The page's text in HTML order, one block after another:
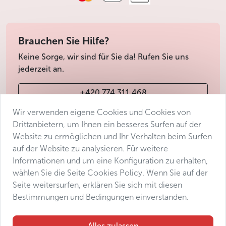
Brauchen Sie Hilfe?
Keine Sorge, wir sind für Sie da! Rufen Sie uns
jederzeit an.
+420 774 311 468
info@avantgarde-prague.cz
Geschäftsbedingungen
Datenschutz
Barrierefreiheitserklärung
Manage consent
Wir verwenden eigene Cookies und Cookies von
Drittanbietern, um Ihnen ein besseres Surfen auf der
Website zu ermöglichen und Ihr Verhalten beim Surfen
auf der Website zu analysieren. Für weitere
Informationen und um eine Konfiguration zu erhalten,
wählen Sie die Seite Cookies Policy. Wenn Sie auf der
Seite weitersurfen, erklären Sie sich mit diesen
Bestimmungen und Bedingungen einverstanden.